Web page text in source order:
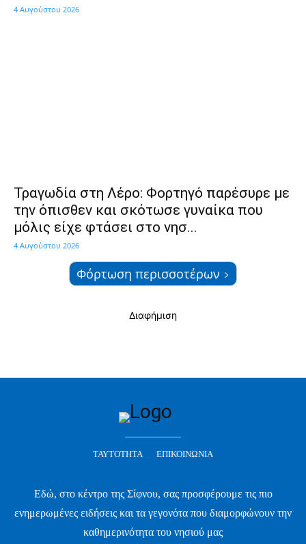
4 Αυγούστου 2026
Τραγωδία στη Λέρο: Φορτηγό παρέσυρε με
την όπισθεν και σκότωσε γυναίκα που
μόλις είχε φτάσει στο νησ...
4 Αυγούστου 2026
Φόρτωση περισσοτέρων
Διαφήμιση
ΤΑΥΤΌΤΗΤΑ ΕΠΙΚΟΙΝΩΝΊΑ
Εδώ, στο κέντρο της Σίφνου, σας προσφέρουμε τις πιο
ενημερωμένες ειδήσεις και τα γεγονότα που διαμορφώνουν την
καθημερινότητα του νησιού μας